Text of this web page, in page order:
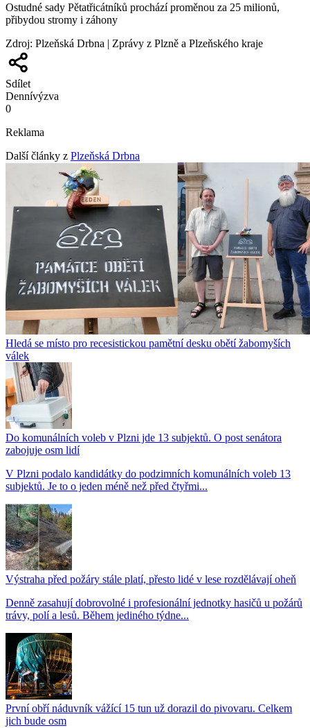
Ostudné sady Pětatřicátníků prochází proměnou za 25 milionů,
přibydou stromy i záhony
Zdroj: Plzeňská Drbna | Zprávy z Plzně a Plzeňského kraje
Sdílet
Dennívýzva
0
Reklama
Další články z Plzeňská Drbna
Hledá se místo pro recesistickou pamětní desku obětí žabomyších
válek
Do komunálních voleb v Plzni jde 13 subjektů. O post senátora
zabojuje osm lidí
V Plzni podalo kandidátky do podzimních komunálních voleb 13
subjektů. Je to o jeden méně než před čtyřmi...
Výstraha před požáry stále platí, přesto lidé v lese rozdělávají oheň
Denně zasahují dobrovolné i profesionální jednotky hasičů u požárů
trávy, polí a lesů. Během jediného týdne...
První obří náduvník vážící 15 tun už dorazil do pivovaru. Celkem
jich bude osm